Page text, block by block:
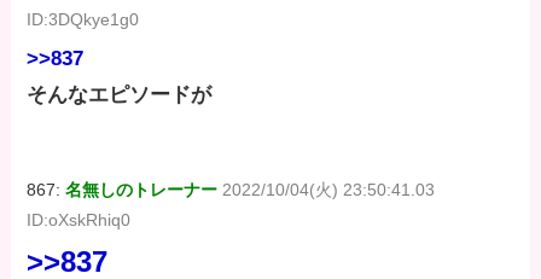
ID:3DQkye1g0
>>837
そんなエピソードが
867:名無しのトレーナー 2022/10/04(火) 23:50:41.03
ID:oXskRhiq0
>>837